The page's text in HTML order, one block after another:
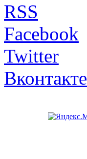
RSS
Facebook
Twitter
Вконтакте